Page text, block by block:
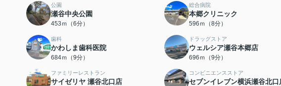
公園
瀬谷中央公園
453ｍ（6分）
総合病院
本郷クリニック
596ｍ（8分）
歯科
かわしま歯科医院
684ｍ（9分）
ドラッグストア
ウェルシア瀬谷本郷店
696ｍ（9分）
ファミリーレストラン
サイゼリヤ 瀬谷北口店
コンビニエンスストア
セブンイレブン横浜瀬谷北口